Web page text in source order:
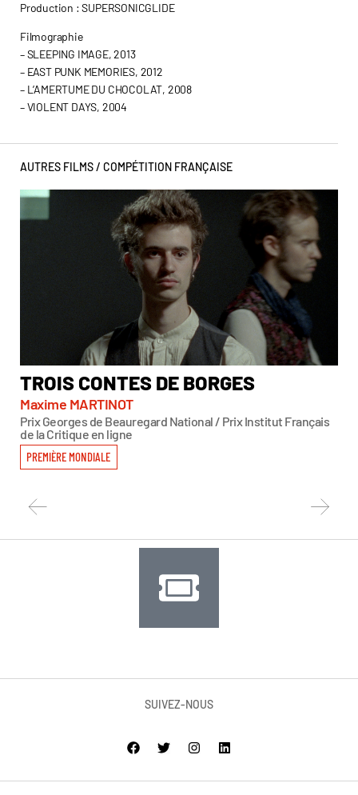
Production : SUPERSONICGLIDE
Filmographie
– SLEEPING IMAGE, 2013
– EAST PUNK MEMORIES, 2012
– L’AMERTUME DU CHOCOLAT, 2008
– VIOLENT DAYS, 2004
AUTRES FILMS / COMPÉTITION FRANÇAISE
TROIS CONTES DE BORGES
Maxime MARTINOT
Prix Georges de Beauregard National / Prix Institut Français
de la Critique en ligne
PREMIÈRE MONDIALE
SUIVEZ-NOUS